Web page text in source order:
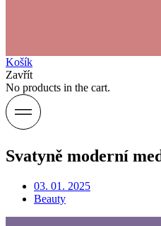
Košík
Zavřít
No products in the cart.
Svatyně moderní
03. 01. 2025
Beauty